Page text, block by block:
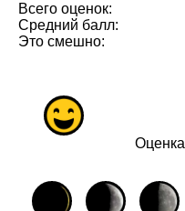
Всего оценок:
Средний балл:
Это смешно:
Оценка